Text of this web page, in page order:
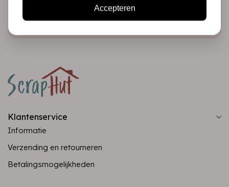
Klantenservice
Informatie
Verzending en retourneren
Betalingsmogelijkheden
Accepteren